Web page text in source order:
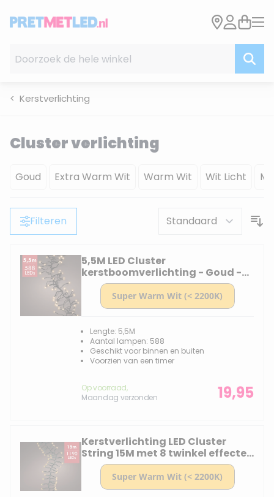
Kerstverlichting
Cluster verlichting
Goud Extra Warm Wit Warm Wit Wit Licht
Filteren
5,5M LED Cluster
kerstboomverlichting - Goud -
588 lampjes - Dimbaar
Lengte: 5,5M
Aantal lampen: 588
Geschikt voor binnen en buiten
Voorzien van een timer
Op voorraad,
Maandag verzonden
19,95
Kerstverlichting LED Cluster
String 15M met 8 twinkel effecten
- 1190 lampjes